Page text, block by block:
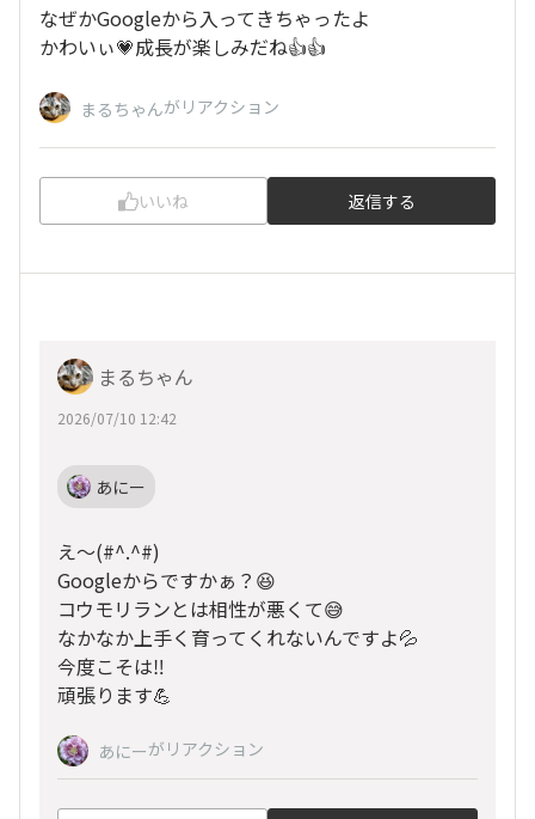
なぜかGoogleから入ってきちゃったよ
かわいぃ💗成長が楽しみだね👍👍
まるちゃんがリアクション
いいね 返信する
まるちゃん
2026/07/10 12:42
あにー
え〜(#^.^#)
Googleからですかぁ？😆
コウモリランとは相性が悪くて😅
なかなか上手く育ってくれないんですよ💦
今度こそは‼️
頑張ります💪
あにーがリアクション